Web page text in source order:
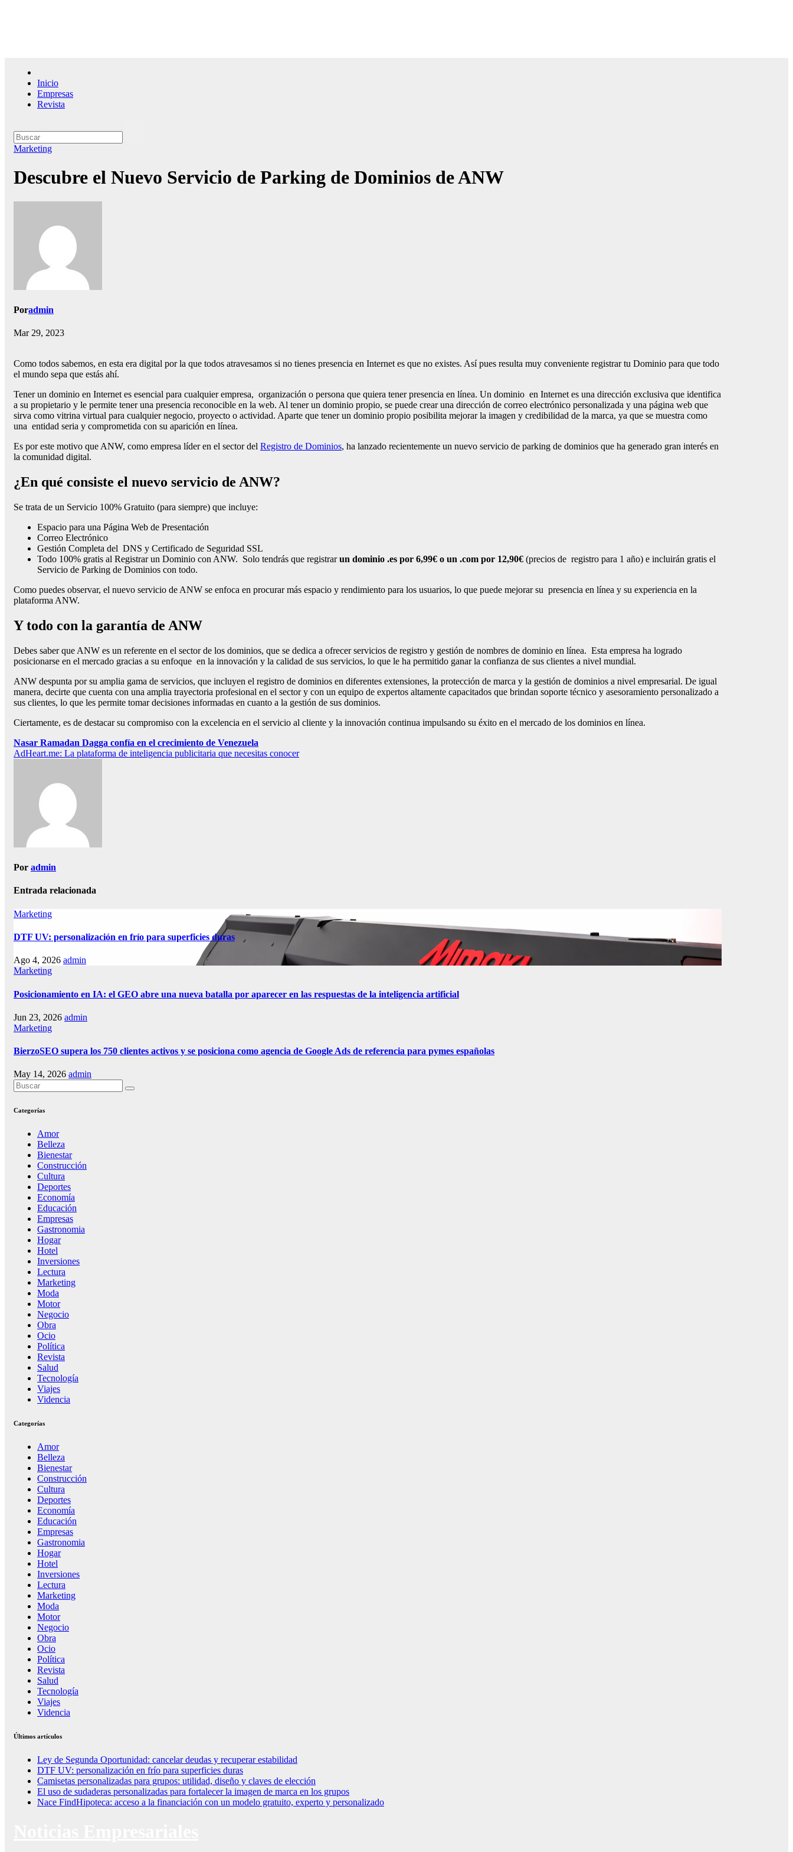
Inicio
Empresas
Revista
Marketing
Descubre el Nuevo Servicio de Parking de Dominios de ANW
Poradmin
Mar 29, 2023
Como todos sabemos, en esta era digital por la que todos atravesamos si no tienes presencia en Internet es que no existes. Así pues resulta muy conveniente registrar tu Dominio para que todo
el mundo sepa que estás ahí.
Tener un dominio en Internet es esencial para cualquier empresa, organización o persona que quiera tener presencia en línea. Un dominio en Internet es una dirección exclusiva que identifica
a su propietario y le permite tener una presencia reconocible en la web. Al tener un dominio propio, se puede crear una dirección de correo electrónico personalizada y una página web que
sirva como vitrina virtual para cualquier negocio, proyecto o actividad. Aparte que tener un dominio propio posibilita mejorar la imagen y credibilidad de la marca, ya que se muestra como
una entidad seria y comprometida con su aparición en línea.
Es por este motivo que ANW, como empresa líder en el sector del Registro de Dominios, ha lanzado recientemente un nuevo servicio de parking de dominios que ha generado gran interés en
la comunidad digital.
¿En qué consiste el nuevo servicio de ANW?
Se trata de un Servicio 100% Gratuito (para siempre) que incluye:
Espacio para una Página Web de Presentación
Correo Electrónico
Gestión Completa del DNS y Certificado de Seguridad SSL
Todo 100% gratis al Registrar un Dominio con ANW. Solo tendrás que registrarun dominio .es por 6,99€ o un .com por 12,90€ (precios de registro para 1 año) e incluirán gratis el
Servicio de Parking de Dominios con todo.
Como puedes observar, el nuevo servicio de ANW se enfoca en procurar más espacio y rendimiento para los usuarios, lo que puede mejorar su presencia en línea y su experiencia en la
plataforma ANW.
Y todo con la garantía de ANW
Debes saber que ANW es un referente en el sector de los dominios, que se dedica a ofrecer servicios de registro y gestión de nombres de dominio en línea. Esta empresa ha logrado
posicionarse en el mercado gracias a su enfoque en la innovación y la calidad de sus servicios, lo que le ha permitido ganar la confianza de sus clientes a nivel mundial.
ANW despunta por su amplia gama de servicios, que incluyen el registro de dominios en diferentes extensiones, la protección de marca y la gestión de dominios a nivel empresarial. De igual
manera, decirte que cuenta con una amplia trayectoria profesional en el sector y con un equipo de expertos altamente capacitados que brindan soporte técnico y asesoramiento personalizado a
sus clientes, lo que les permite tomar decisiones informadas en cuanto a la gestión de sus dominios.
Ciertamente, es de destacar su compromiso con la excelencia en el servicio al cliente y la innovación continua impulsando su éxito en el mercado de los dominios en línea.
Navegación
de
Nasar Ramadan Dagga confía en el crecimiento de Venezuela
AdHeart.me: La plataforma de inteligencia publicitaria que necesitas conocer
Por admin
Entrada relacionada
Marketing
DTF UV: personalización en frío para superficies duras
Ago 4, 2026 admin
Marketing
Posicionamiento en IA: el GEO abre una nueva batalla por aparecer en las respuestas de la inteligencia artificial
Jun 23, 2026 admin
Marketing
BierzoSEO supera los 750 clientes activos y se posiciona como agencia de Google Ads de referencia para pymes españolas
May 14, 2026 admin
Categorías
Amor
Belleza
Bienestar
Construcción
Cultura
Deportes
Economía
Educación
Empresas
Gastronomia
Hogar
Hotel
Inversiones
Lectura
Marketing
Moda
Motor
Negocio
Obra
Ocio
Política
Revista
Salud
Tecnología
Viajes
Videncia
Categorías
Amor
Belleza
Bienestar
Construcción
Cultura
Deportes
Economía
Educación
Empresas
Gastronomia
Hogar
Hotel
Inversiones
Lectura
Marketing
Moda
Motor
Negocio
Obra
Ocio
Política
Revista
Salud
Tecnología
Viajes
Videncia
Últimos artículos
Ley de Segunda Oportunidad: cancelar deudas y recuperar estabilidad
DTF UV: personalización en frío para superficies duras
Camisetas personalizadas para grupos: utilidad, diseño y claves de elección
El uso de sudaderas personalizadas para fortalecer la imagen de marca en los grupos
Nace FindHipoteca: acceso a la financiación con un modelo gratuito, experto y personalizado